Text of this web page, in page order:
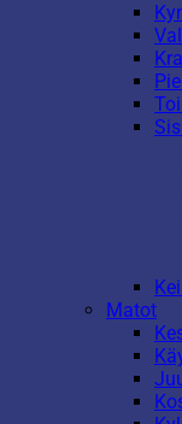
Matot